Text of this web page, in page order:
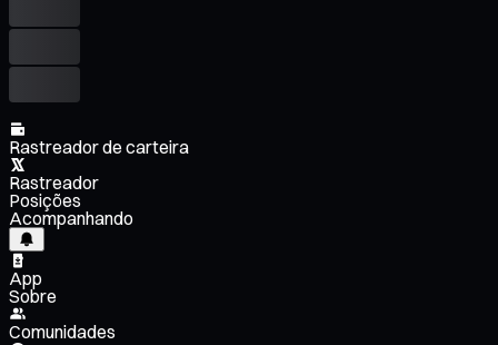
Rastreador de carteira
Rastreador
Posições
Acompanhando
App
Sobre
Comunidades